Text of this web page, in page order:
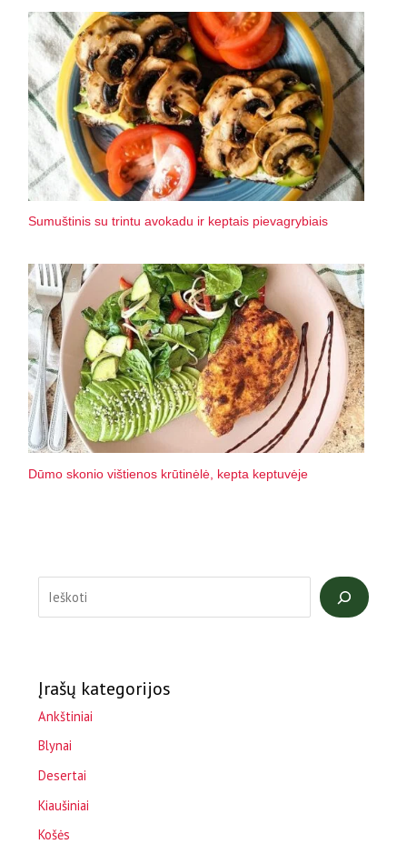
Sumuštinis su trintu avokadu ir keptais pievagrybiais
Dūmo skonio vištienos krūtinėlė, kepta keptuvėje
Įrašų kategorijos
Ankštiniai
Blynai
Desertai
Kiaušiniai
Košės